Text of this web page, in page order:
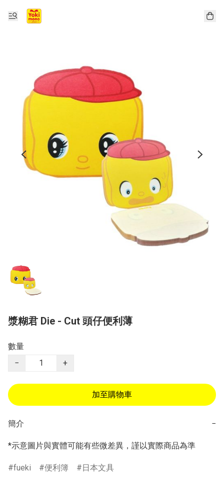
漿糊君 Die - Cut 頭仔便利薄
數量
−
+
加至購物車
簡介 −
*示意圖片與實體可能有些微差異，謹以實際商品為準
fueki 便利簿 日本文具